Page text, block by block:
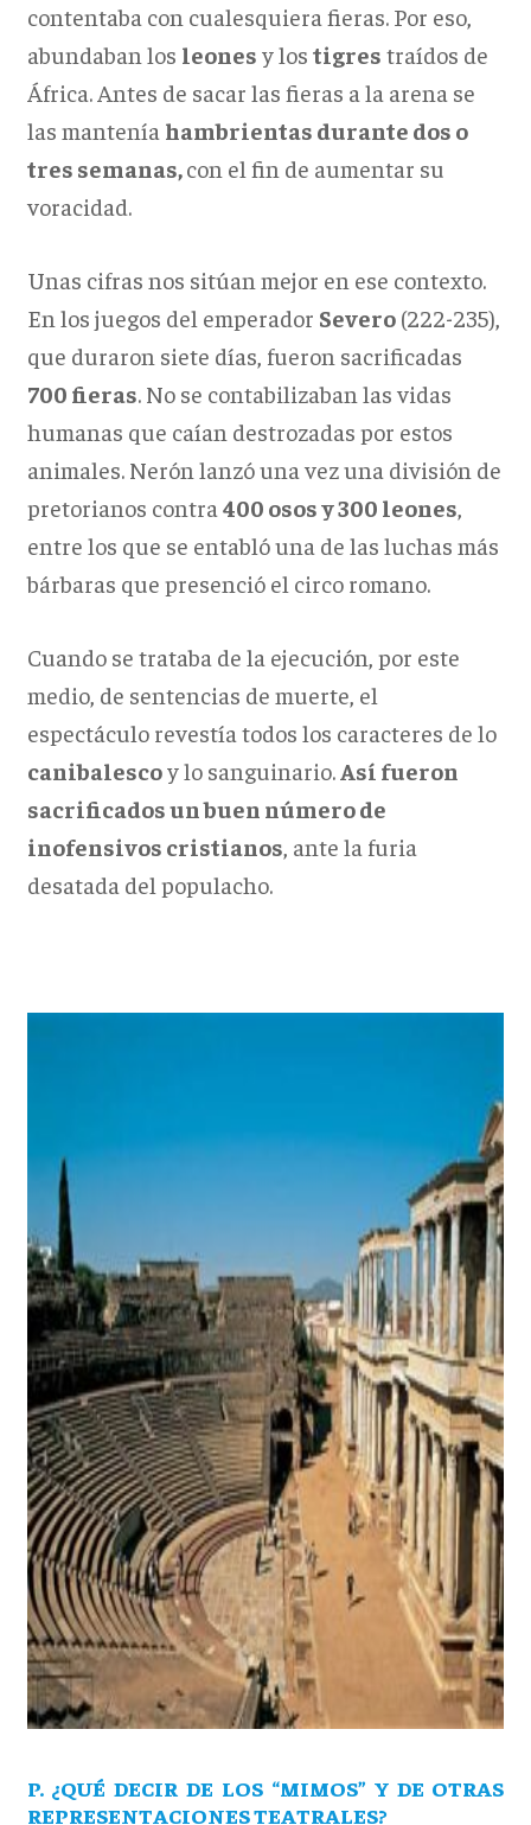
contentaba con cualesquiera fieras. Por eso,
abundaban los leones y los tigres traídos de
África. Antes de sacar las fieras a la arena se
las mantenía hambrientas durante dos o
tres semanas,con el fin de aumentar su
voracidad.
Unas cifras nos sitúan mejor en ese contexto.
En los juegos del emperador Severo(222-235),
que duraron siete días, fueron sacrificadas
700 fieras. No se contabilizaban las vidas
humanas que caían destrozadas por estos
animales. Nerón lanzó una vez una división de
pretorianos contra 400 osos y 300 leones,
entre los que se entabló una de las luchas más
bárbaras que presenció el circo romano.
Cuando se trataba de la ejecución, por este
medio, de sentencias de muerte, el
espectáculo revestía todos los caracteres de lo
canibalescoy lo sanguinario.Así fueron
sacrificados un buen número de
inofensivos cristianos, ante la furia
desatada del populacho.
P. ¿QUÉ DECIR DE LOS “MIMOS” Y DE OTRAS
REPRESENTACIONES TEATRALES?